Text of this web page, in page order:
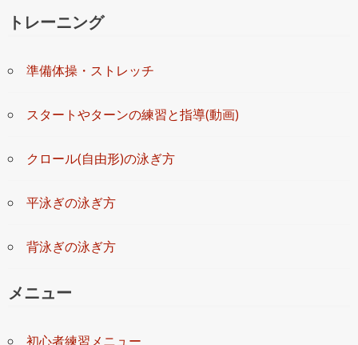
トレーニング
準備体操・ストレッチ
スタートやターンの練習と指導(動画)
クロール(自由形)の泳ぎ方
平泳ぎの泳ぎ方
背泳ぎの泳ぎ方
メニュー
初心者練習メニュー